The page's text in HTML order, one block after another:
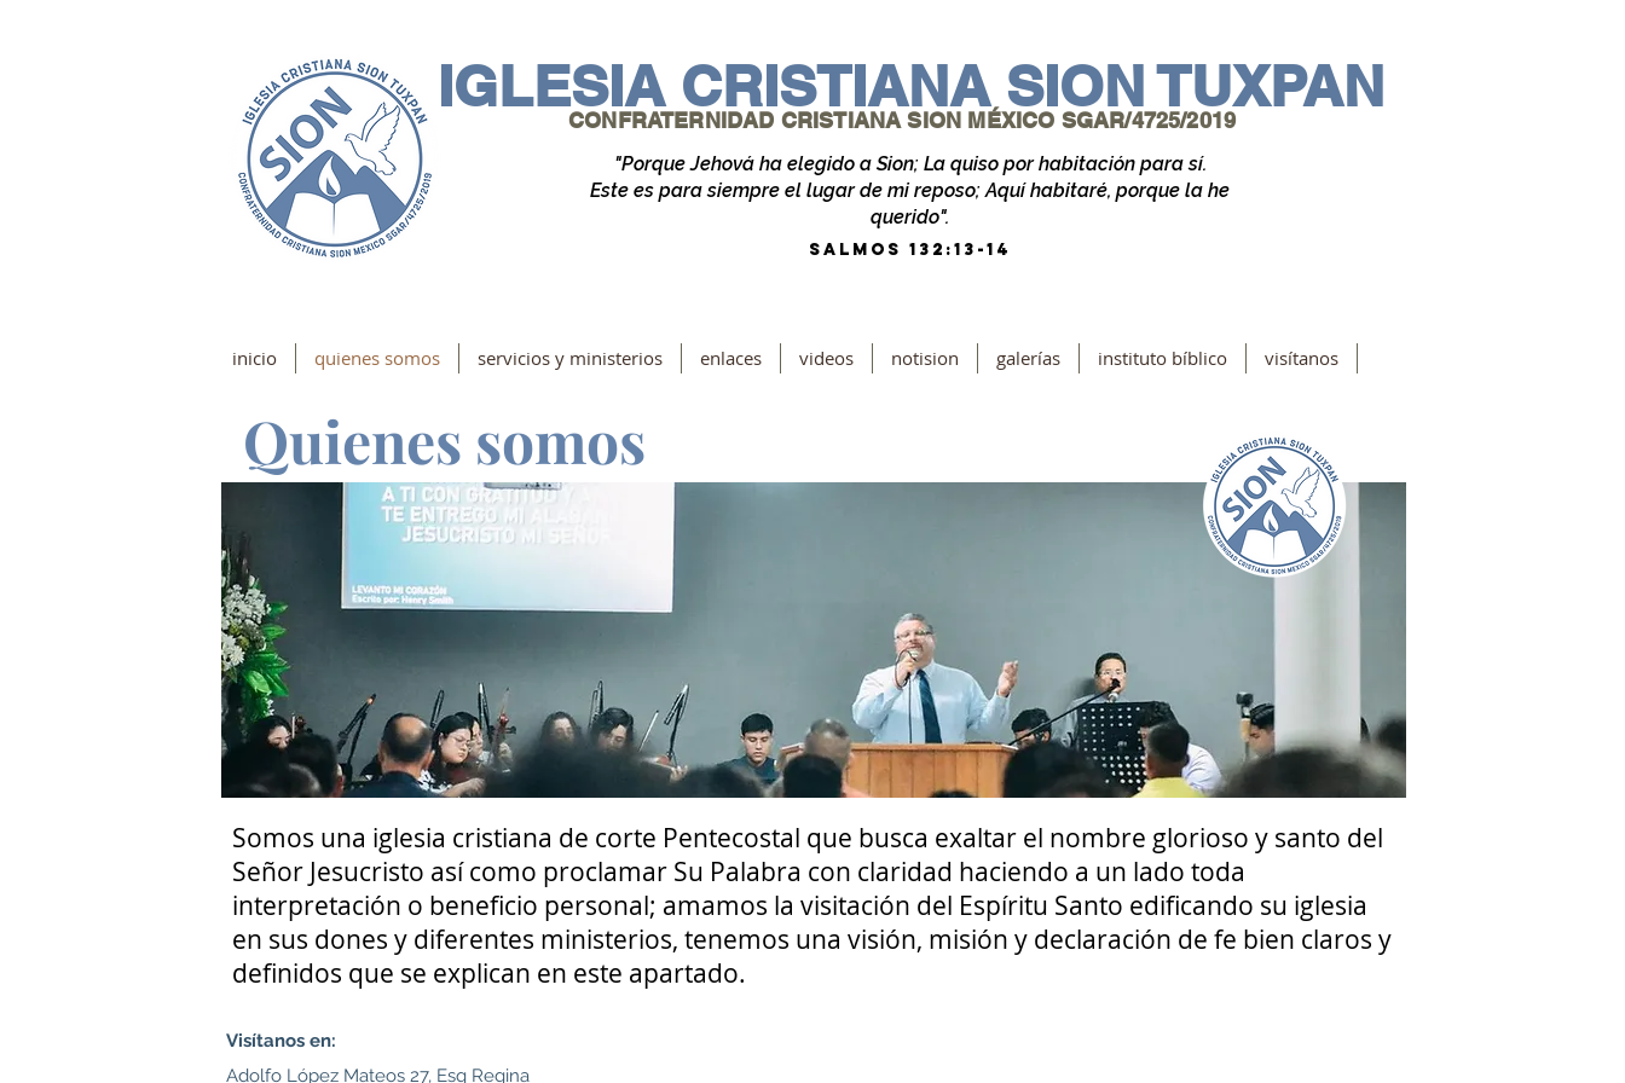
IGLESIA CRISTIANA SION TUXPAN
CONFRATERNIDAD CRISTIANA SION MÉXICO SGAR/4725/2019
"Porque Jehová ha elegido a Sion; La quiso por habitación para sí.
Este es para siempre el lugar de mi reposo; Aquí habitaré, porque la he
querido".
SALMOS 132:13-14
inicio quienes somos servicios y ministerios enlaces videos notision galerías instituto bíblico visítanos
Quienes somos
Somos una iglesia cristiana de corte Pentecostal que busca exaltar el nombre glorioso y santo del
Señor Jesucristo así como proclamar Su Palabra con claridad haciendo a un lado toda
interpretación o beneficio personal; amamos la visitación del Espíritu Santo edificando su iglesia
en sus dones y diferentes ministerios, tenemos una visión, misión y declaración de fe bien claros y
definidos que se explican en este apartado.
Visítanos en:
Adolfo López Mateos 27, Esq Regina